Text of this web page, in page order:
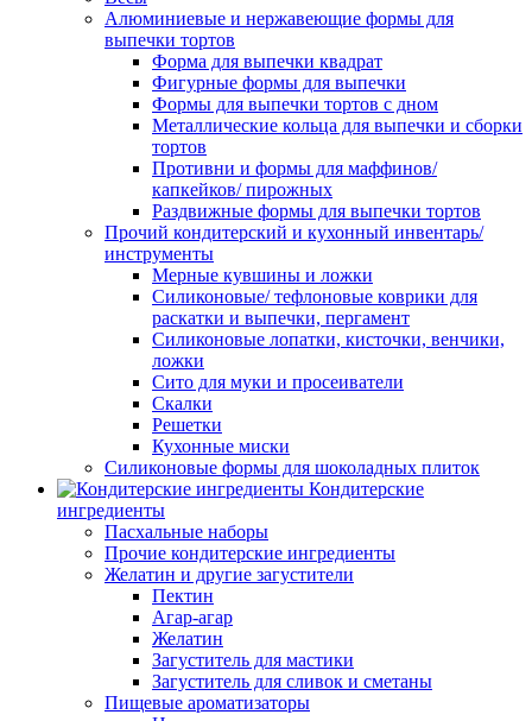
Алюминиевые и нержавеющие формы для
выпечки тортов
Форма для выпечки квадрат
Фигурные формы для выпечки
Формы для выпечки тортов с дном
Металлические кольца для выпечки и сборки
тортов
Противни и формы для маффинов/
капкейков/ пирожных
Раздвижные формы для выпечки тортов
Прочий кондитерский и кухонный инвентарь/
инструменты
Мерные кувшины и ложки
Силиконовые/ тефлоновые коврики для
раскатки и выпечки, пергамент
Силиконовые лопатки, кисточки, венчики,
ложки
Сито для муки и просеиватели
Скалки
Решетки
Кухонные миски
Силиконовые формы для шоколадных плиток
Кондитерские
ингредиенты
Пасхальные наборы
Прочие кондитерские ингредиенты
Желатин и другие загустители
Пектин
Агар-агар
Желатин
Загуститель для мастики
Загуститель для сливок и сметаны
Пищевые ароматизаторы